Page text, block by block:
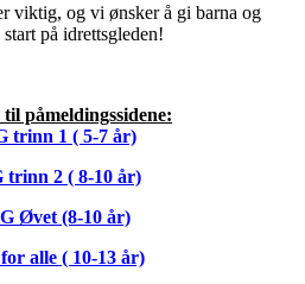
viktig, og vi ønsker å gi barna og
på idrettsgleden!
påmeldingssidene:
trinn 1 ( 5-7 år)
trinn 2 ( 8-10 år)
Øvet (8-10 år)
alle ( 10-13 år)